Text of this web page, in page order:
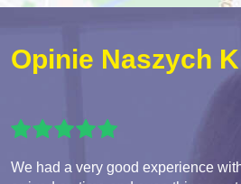
Opinie Naszych
We had a very good experience